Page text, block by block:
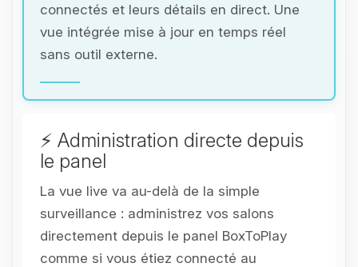
connectés et leurs détails en direct. Une
vue intégrée mise à jour en temps réel
sans outil externe.
⚡ Administration directe depuis
le panel
La vue live va au-delà de la simple
surveillance : administrez vos salons
directement depuis le panel BoxToPlay
comme si vous étiez connecté au